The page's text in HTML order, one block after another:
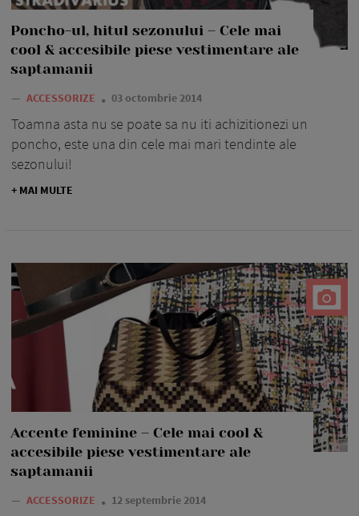
Poncho-ul, hitul sezonului – Cele mai
cool & accesibile piese vestimentare ale
saptamanii
— ACCESSORIZE 03 octombrie 2014
Toamna asta nu se poate sa nu iti achizitionezi un
poncho, este una din cele mai mari tendinte ale
sezonului!
+ MAI MULTE
Accente feminine – Cele mai cool &
accesibile piese vestimentare ale
saptamanii
— ACCESSORIZE 12 septembrie 2014